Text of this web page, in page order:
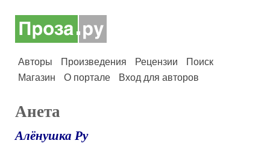
Авторы Произведения Рецензии
Поиск
Магазин
О портале Вход для авторов
Анета
Алёнушка Ру